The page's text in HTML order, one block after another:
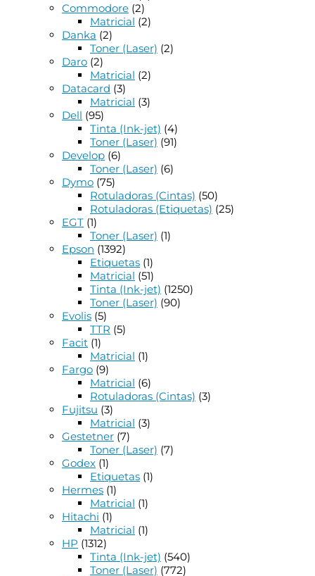
Commodore (2)
Matricial (2)
Danka (2)
Toner (Laser) (2)
Daro (2)
Matricial (2)
Datacard (3)
Matricial (3)
Dell (95)
Tinta (Ink-jet) (4)
Toner (Laser) (91)
Develop (6)
Toner (Laser) (6)
Dymo (75)
Rotuladoras (Cintas) (50)
Rotuladoras (Etiquetas) (25)
EGT (1)
Toner (Laser) (1)
Epson (1392)
Etiquetas (1)
Matricial (51)
Tinta (Ink-jet) (1250)
Toner (Laser) (90)
Evolis (5)
TTR (5)
Facit (1)
Matricial (1)
Fargo (9)
Matricial (6)
Rotuladoras (Cintas) (3)
Fujitsu (3)
Matricial (3)
Gestetner (7)
Toner (Laser) (7)
Godex (1)
Etiquetas (1)
Hermes (1)
Matricial (1)
Hitachi (1)
Matricial (1)
HP (1312)
Tinta (Ink-jet) (540)
Toner (Laser) (772)